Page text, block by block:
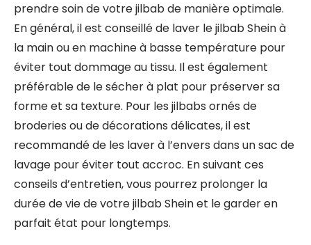
prendre soin de votre jilbab de manière optimale.
En général, il est conseillé de laver le jilbab Shein à
la main ou en machine à basse température pour
éviter tout dommage au tissu. Il est également
préférable de le sécher à plat pour préserver sa
forme et sa texture. Pour les jilbabs ornés de
broderies ou de décorations délicates, il est
recommandé de les laver à l’envers dans un sac de
lavage pour éviter tout accroc. En suivant ces
conseils d’entretien, vous pourrez prolonger la
durée de vie de votre jilbab Shein et le garder en
parfait état pour longtemps.